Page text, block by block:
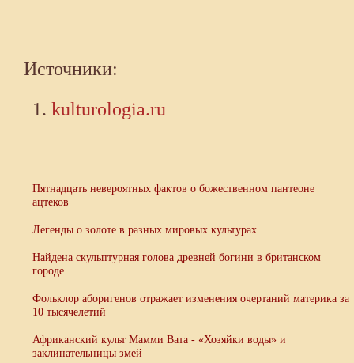
Источники:
kulturologia.ru
Пятнадцать невероятных фактов о божественном пантеоне
ацтеков
Легенды о золоте в разных мировых культурах
Найдена скульптурная голова древней богини в британском
городе
Фольклор аборигенов отражает изменения очертаний материка за
10 тысячелетий
Африканский культ Мамми Вата - «Хозяйки воды» и
заклинательницы змей